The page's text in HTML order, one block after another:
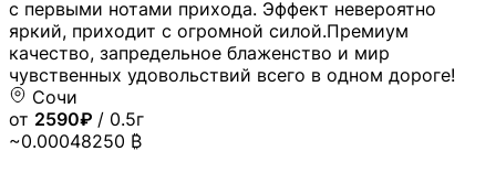
с первыми нотами прихода. Эффект невероятно
яркий, приходит с огромной силой.Премиум
качество, запредельное блаженство и мир
чувственных удовольствий всего в одном дороге!
Сочи
от 2590₽ / 0.5г
~0.00048250 ₿